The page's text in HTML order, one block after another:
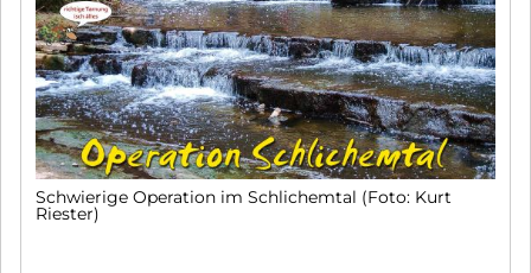
Schwierige Operation im Schlichemtal (Foto: Kurt
Riester)